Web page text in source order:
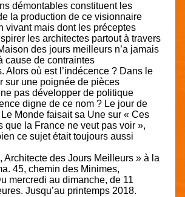
démontables constituent les
la production de ce visionnaire
vivant mais dont les préceptes
les architectes partout à travers
des jours meilleurs n’a jamais
cause de contraintes
Alors où est l’indécence ? Dans le
sur une poignée de pièces
pas développer de politique
digne de ce nom ? Le jour de
Le Monde faisait sa Une sur « Ces
que la France ne veut pas voir »,
ce sujet était toujours aussi
Architecte des Jours Meilleurs » à la
45, chemin des Minimes,
mercredi au dimanche, de 11
Jusqu’au printemps 2018.